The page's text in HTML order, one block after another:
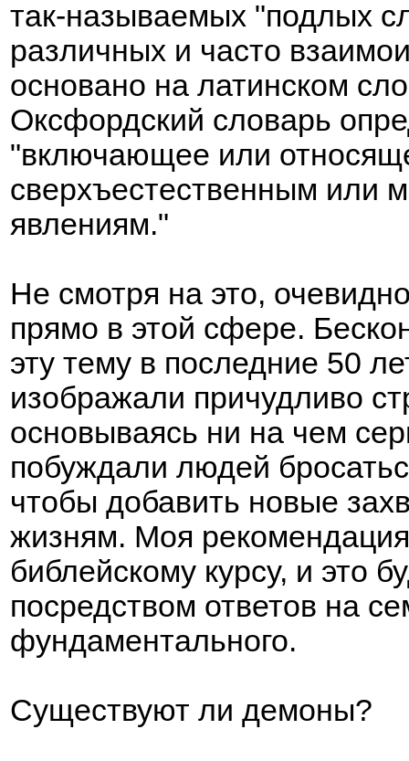
так-называемых "подлых
различных и часто
основано на латинском
Оксфордский словарь
"включающее или
сверхъестественным или
явлениям."
Не смотря на это,
прямо в этой сфере.
эту тему в последние 50
изображали причудливо
основываясь ни на чем
побуждали людей
чтобы добавить новые
жизням. Моя рекомендация
библейскому курсу, и это
посредством ответов на
фундаментального.
Существуют ли демоны?